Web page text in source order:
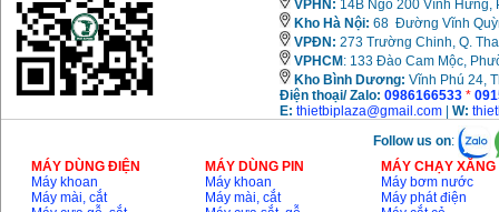
Máy khoan Bosch đa
năng GBH 2-26DRE
(800W)
Giá
3980000
Máy cắt góc đa năng
Makita LS1019L
(1510W)
VPHN: 14B Ngõ 200 Vĩnh Hưng,
Kho Hà Nội: 68 Đường Vĩnh
VPĐN: 273 Trường Chinh, Q.
VPHCM : 133 Đào Cam Mộc,
Kho Bình Dương: Vĩnh Phú 24,
Điện thoại/ Zalo: 0986166533 *
E: thietbiplaza@gmail.com W:
Follow us on:
MÁY DÙNG ĐIỆN
Máy khoan
Máy mài, cắt
MÁY DÙNG PIN
Máy khoan
Máy mài, cắt
MÁY CHẠY
Máy bơm nước
Máy phát điện